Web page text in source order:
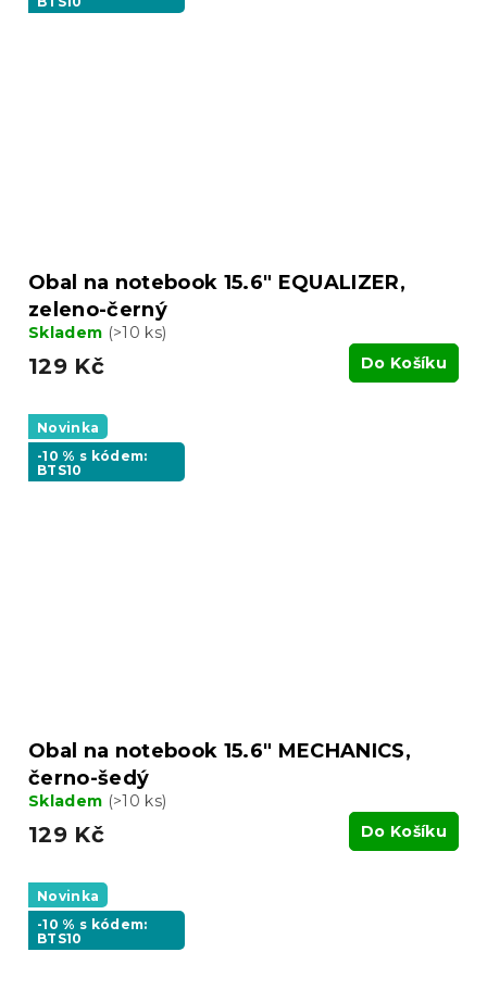
Obal na notebook 15.6" EQUALIZER,
zeleno-černý
Skladem (>10 ks)
129 Kč Do Košíku
Novinka
-10 % s kódem:
BTS10
Obal na notebook 15.6" MECHANICS,
černo-šedý
Skladem (>10 ks)
129 Kč Do Košíku
Novinka
-10 % s kódem:
BTS10